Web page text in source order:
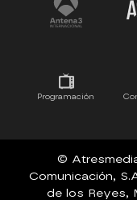
Pasapalabra
Programación
©
Comunicación,
de los Reyes,